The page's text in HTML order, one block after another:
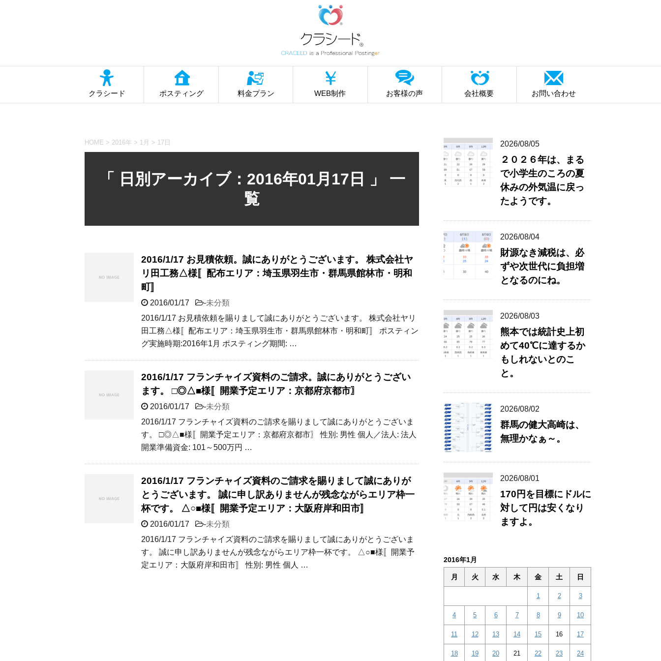
クラシード ポスティング 料金プラン WEB制作 お客様の声 会社概要 お問い合わせ
HOME > 2016年 > 1月 > 17日
「 日別アーカイブ：2016年01月17日 」 一
覧
2016/1/17 お見積依頼。誠にありがとうございます。 株式会社ヤ
リ田工務△様〚配布エリア：埼玉県羽生市・群馬県館林市・明和
町〛
2016/01/17 -未分類
2016/1/17 お見積依頼を賜りまして誠にありがとうございます。 株式会社ヤリ
田工務△様〚配布エリア：埼玉県羽生市・群馬県館林市・明和町〛 ポスティン
グ実施時期:2016年1月 ポスティング期間: …
2016/1/17 フランチャイズ資料のご請求。誠にありがとうござい
ます。 □◎△■様〚開業予定エリア：京都府京都市〗
2016/01/17 -未分類
2016/1/17 フランチャイズ資料のご請求を賜りまして誠にありがとうございま
す。 □◎△■様〚開業予定エリア：京都府京都市〗 性別: 男性 個人／法人: 法人
開業準備資金: 101～500万円 …
2016/1/17 フランチャイズ資料のご請求を賜りまして誠にありが
とうございます。 誠に申し訳ありませんが残念ながらエリア枠一
杯です。 △○■様〚開業予定エリア：大阪府岸和田市〛
2016/01/17 -未分類
2016/1/17 フランチャイズ資料のご請求を賜りまして誠にありがとうございま
す。 誠に申し訳ありませんが残念ながらエリア枠一杯です。 △○■様〚開業予
定エリア：大阪府岸和田市〛 性別: 男性 個人 …
2026/08/05
２０２６年は、まる
で小学生のころの夏
休みの外気温に戻っ
たようです。
2026/08/04
財源なき減税は、必
ずや次世代に負担増
となるのにね。
2026/08/03
熊本では統計史上初
めて40℃に達するか
もしれないとのこ
と。
2026/08/02
群馬の健大高崎は、
無理かなぁ～。
2026/08/01
170円を目標にドルに
対して円は安くなり
ますよ。
2016年1月
月 火 水 木 金 土 日
1 2 3
4 5 6 7 8 9 10
11 12 13 14 15 16 17
18 19 20 21 22 23 24